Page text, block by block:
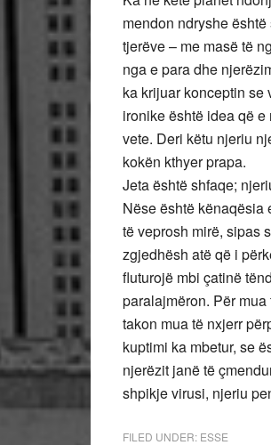
mendon ndryshe
tjerëve – me masë të
nga e para dhe
ka krijuar konceptin se
ironike është idea që
vete. Deri këtu njeriu
kokën kthyer prapa.
Jeta është shfaqe;
Nëse është kënaqësia
të veprosh mirë, sipas
zgjedhësh atë që i
fluturojë mbi çatinë
paralajmëron. Për
takon mua të nxjerr
kuptimi ka mbetur, se
njerëzit janë të
shpikje virusi, njeriu
FILED UNDER: ESSE